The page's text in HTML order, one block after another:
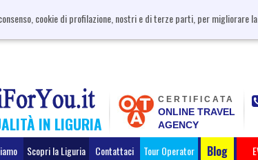
cookie di profilazione, nostri e di terze parti, per
IN LIGURIA
CERTIFICATA
ONLINE TRAVEL
AGENCY
Scopri la Liguria Contattaci Tour Operator Blog